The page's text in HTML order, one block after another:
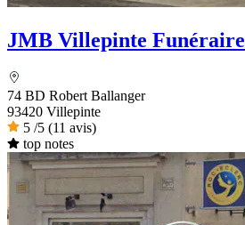
JMB Villepinte Funéraire
74 BD Robert Ballanger
93420 Villepinte
5 /5 (11 avis)
top notes